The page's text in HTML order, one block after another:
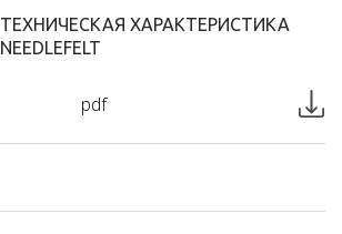
ТЕХНИЧЕСКАЯ ХАРАКТЕРИСТИКА
NEEDLEFELT
pdf